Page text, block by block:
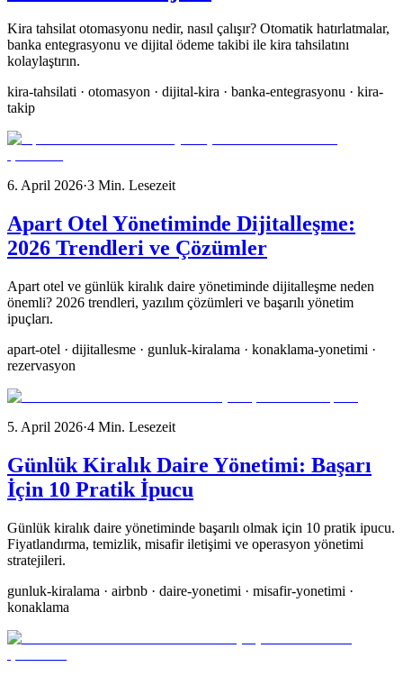
Kira tahsilat otomasyonu nedir, nasıl çalışır? Otomatik hatırlatmalar,
banka entegrasyonu ve dijital ödeme takibi ile kira tahsilatını
kolaylaştırın.
kira-tahsilati · otomasyon · dijital-kira · banka-entegrasyonu · kira-
takip
6. April 2026·3 Min. Lesezeit
Apart Otel Yönetiminde Dijitalleşme:
2026 Trendleri ve Çözümler
Apart otel ve günlük kiralık daire yönetiminde dijitalleşme neden
önemli? 2026 trendleri, yazılım çözümleri ve başarılı yönetim
ipuçları.
apart-otel · dijitallesme · gunluk-kiralama · konaklama-yonetimi ·
rezervasyon
5. April 2026·4 Min. Lesezeit
Günlük Kiralık Daire Yönetimi: Başarı
İçin 10 Pratik İpucu
Günlük kiralık daire yönetiminde başarılı olmak için 10 pratik ipucu.
Fiyatlandırma, temizlik, misafir iletişimi ve operasyon yönetimi
stratejileri.
gunluk-kiralama · airbnb · daire-yonetimi · misafir-yonetimi ·
konaklama